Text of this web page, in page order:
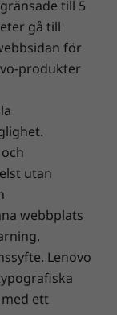
på mellan 28 %
är beväpnade
kan avslöja
trygg!
förbättra din
dator så att den
Du får
Skydda din
som avvärjer
hot. Se till att
till 5
gå till
för
produkter
utan
webbplats
Lenovo
ett